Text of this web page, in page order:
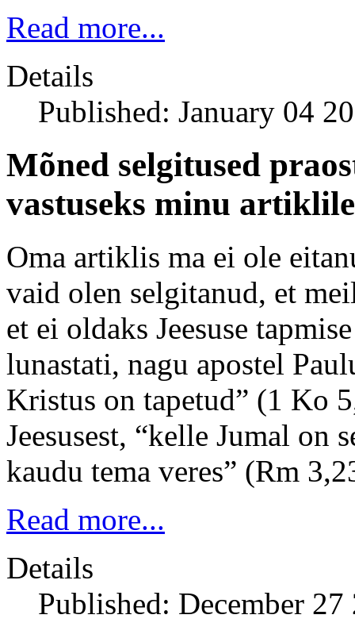
Read more...
Details
Published: January 04
Mõned selgitused
vastuseks minu
Oma artiklis ma ei ole
vaid olen selgitanud, et
et ei oldaks Jeesuse
lunastati, nagu apostel
Kristus on tapetud” (1 Ko
Jeesusest, “kelle Jumal on
kaudu tema veres” (Rm
Read more...
Details
Published: December 27